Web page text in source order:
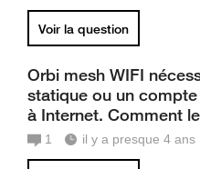
Voir la question
Orbi mesh WIFI
statique ou un
à Internet. Comment
1 il y a presque 4 ans